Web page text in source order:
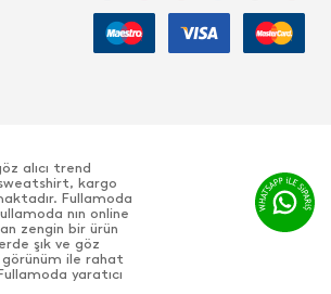
alıcı trend
kargo
Fullamoda
nın online
zengin bir ürün
şık ve göz
görünüm ile rahat
yaratıcı
pek çok farklı